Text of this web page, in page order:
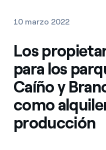
Encuentra la tarifa
Compara nuestras
Por cada kWh que
Recursos
Colecciones
Contactos prensa
10 marzo 2022
Los
para los
Caíño y
como
producción